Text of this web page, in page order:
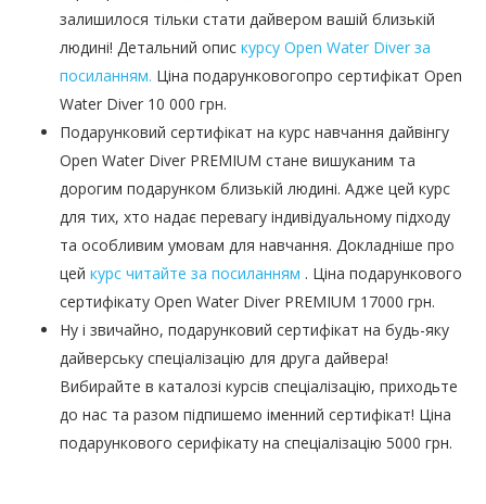
залишилося тільки стати дайвером вашій близькій
людині! Детальний опис курсу Open Water Diver за
посиланням. Ціна подарунковогопро сертифікат Open
Water Diver 10 000 грн.
Подарунковий сертифікат на курс навчання дайвінгу
Open Water Diver PREMIUM стане вишуканим та
дорогим подарунком близькій людині. Адже цей курс
для тих, хто надає перевагу індивідуальному підходу
та особливим умовам для навчання. Докладніше про
цей курс читайте за посиланням . Ціна подарункового
сертифікату Open Water Diver PREMIUM 17000 грн.
Ну і звичайно, подарунковий сертифікат на будь-яку
дайверську спеціалізацію для друга дайвера!
Вибирайте в каталозі курсів спеціалізацію, приходьте
до нас та разом підпишемо іменний сертифікат! Ціна
подарункового серифікату на спеціалізацію 5000 грн.